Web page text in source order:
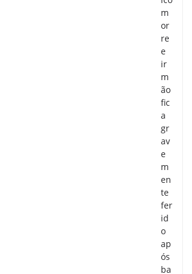
m
or
re
e
ir
m
ão
fic
a
gr
av
e
m
en
te
fer
id
o
ap
ós
ba